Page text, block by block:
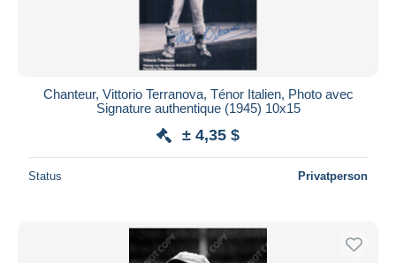
Chanteur, Vittorio Terranova, Ténor Italien, Photo avec
Signature authentique (1945) 10x15
± 4,35 $
Status Privatperson